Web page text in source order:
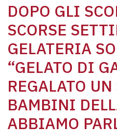
DOPO GLI
SCORSE
GELATERIA
“GELATO DI
REGALATO
BAMBINI
ABBIAMO